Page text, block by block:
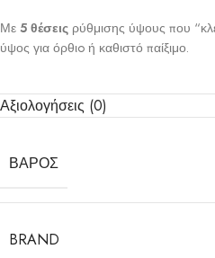
Με 5 θέσεις ρύθμισης ύψους που
ύψος για όρθιo ή καθιστό παίξιμο.
Αξιολογήσεις (0)
ΒΆΡΟΣ
BRAND